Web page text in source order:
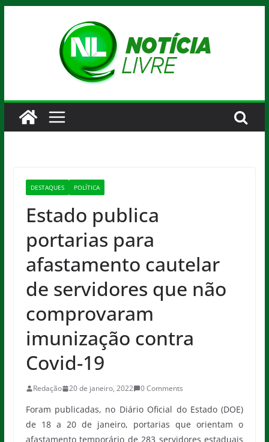
DESTAQUES POLÍTICA
Estado publica
portarias para
afastamento cautelar
de servidores que não
comprovaram
imunização contra
Covid-19
Redação 20 de janeiro, 2022 0 Comments
Foram publicadas, no Diário Oficial do Estado (DOE)
de 18 a 20 de janeiro, portarias que orientam o
afastamento temporário de 283 servidores estaduais